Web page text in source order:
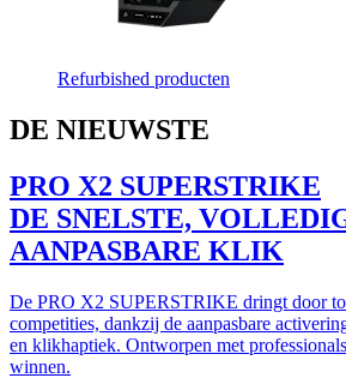
Refurbished producten
DE NIEUWSTE
PRO X2 SUPERSTRIKE
DE SNELSTE,
AANPASBARE KLIK
De PRO X2 SUPERSTRIKE dringt door
competities, dankzij de aanpasbare
en klikhaptiek. Ontworpen met
winnen.